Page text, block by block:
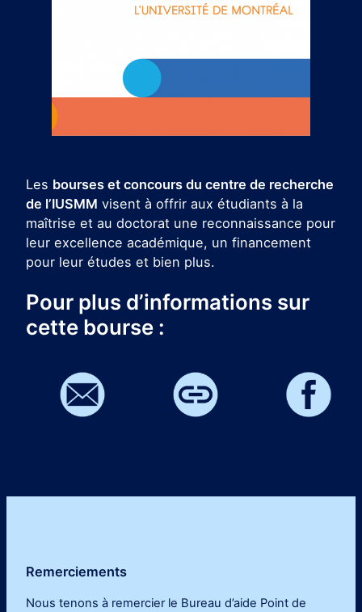
Les bourses et concours du centre de recherche
de l’IUSMM visent à offrir aux étudiants à la
maîtrise et au doctorat une reconnaissance pour
leur excellence académique, un financement
pour leur études et bien plus.
Pour plus d’informations sur
cette bourse :
Remerciements
Nous tenons à remercier le Bureau d’aide Point de